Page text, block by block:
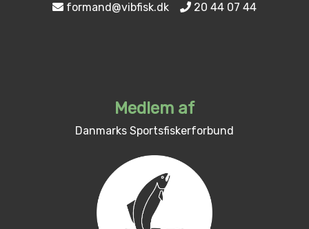
formand@vibfisk.dk
20 44 07 44
Medlem af
Danmarks Sportsfiskerforbund